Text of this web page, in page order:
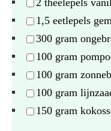
2 theelepels
1,5 eetlepels
300 gram
100 gram
100 gram
100 gram
150 gram